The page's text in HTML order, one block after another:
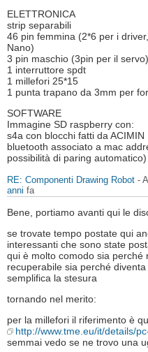
ELETTRONICA
strip separabili
46 pin femmina (2*6 per i
Nano)
3 pin maschio (3pin per il servo)
1 interruttore spdt
1 millefori 25*15
1 punta trapano da 3mm per
SOFTWARE
Immagine SD raspberry con:
s4a con blocchi fatti da ACIMIN
bluetooth associato a mac
possibilità di paring automatico)
RE: Componenti Drawing Robot -
anni fa
Bene, portiamo avanti qui le
se trovate tempo postate qui
interessanti che sono state
qui è molto comodo sia
recuperabile sia perché
semplifica la stesura
tornando nel merito:
per la millefori il riferimento è
http://www.tme.eu/it/details/
semmai vedo se ne trovo una